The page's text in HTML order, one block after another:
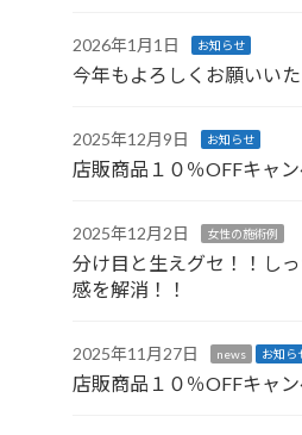
2026年1月1日 お知らせ
今年もよろしくお願いい
2025年12月9日 お知らせ
店販商品１０％OFFキャ
2025年12月2日 女性の施術例
分け目と生えグセ！！し
感を解消！！
2025年11月27日 news お知ら
店販商品１０％OFFキャ